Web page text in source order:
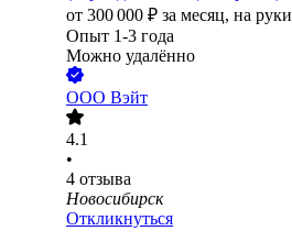
от 300 000 ₽ за месяц, на руки
Опыт 1-3 года
Можно удалённо
ООО Вэйт
4.1
•
4 отзыва
Новосибирск
Откликнуться